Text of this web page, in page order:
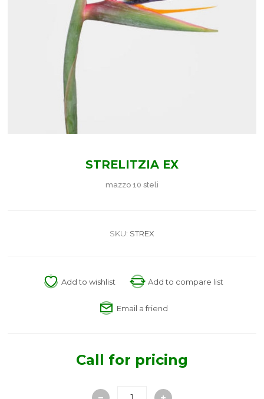
STRELITZIA EX
mazzo 10 steli
SKU: STREX
Add to wishlist Add to compare list
Email a friend
Call for pricing